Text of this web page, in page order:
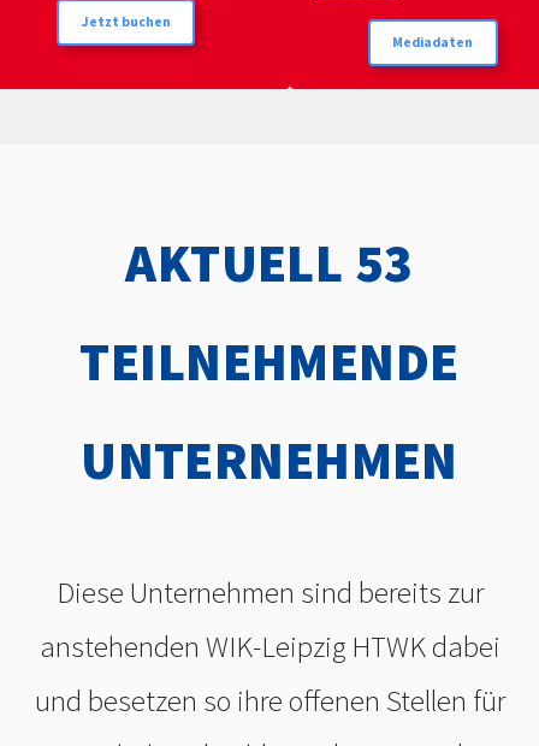
Jetzt buchen
Mediadaten
AKTUELL 53
TEILNEHMENDE
UNTERNEHMEN
Diese Unternehmen sind bereits zur
anstehenden WIK-Leipzig HTWK dabei
und besetzen so ihre offenen Stellen für